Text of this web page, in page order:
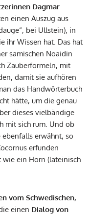
Dagmar
einen Auszug aus
bei Ullstein), in
ihr Wissen hat. Das hat
samischen Noaidin
Zauberformeln, mit
damit sie aufhören
das Handwörterbuch
hätte, um die genau
dieses vielbändige
mit sich rum. Und ob
erwähnt, so
erfunden
ein Horn (lateinisch
vom Schwedischen,
einen Dialog von